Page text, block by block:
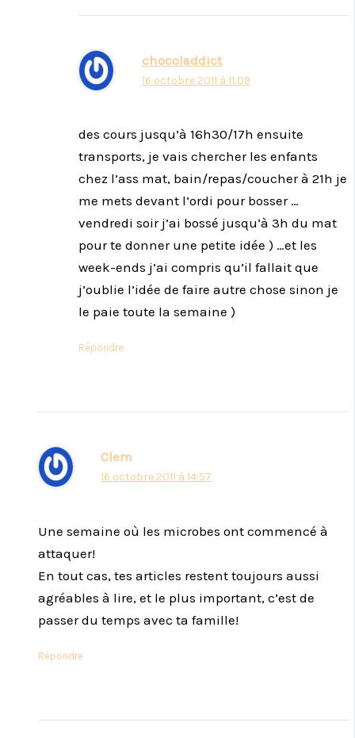
chocoladdict
16 octobre 2011 à 11:09
des cours jusqu’à 16h30/17h ensuite
transports, je vais chercher les enfants
chez l’ass mat, bain/repas/coucher à 21h je
me mets devant l’ordi pour bosser …
vendredi soir j’ai bossé jusqu’à 3h du mat
pour te donner une petite idée ) …et les
week-ends j’ai compris qu’il fallait que
j’oublie l’idée de faire autre chose sinon je
le paie toute la semaine )
Répondre
Clem
16 octobre 2011 à 14:57
Une semaine où les microbes ont commencé à
attaquer!
En tout cas, tes articles restent toujours aussi
agréables à lire, et le plus important, c’est de
passer du temps avec ta famille!
Répondre